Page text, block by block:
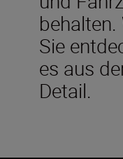
Sie
es aus
Detail.